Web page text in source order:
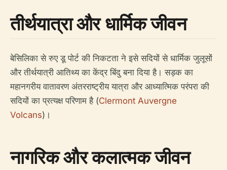
तीर्थयात्रा और धार्मिक जीवन
बेसिलिका से रुए डू पोर्ट की निकटता ने इसे सदियों से धार्मिक जुलूसों
और तीर्थयात्री आतिथ्य का केंद्र बिंदु बना दिया है। सड़क का
महानगरीय वातावरण अंतरराष्ट्रीय यात्रा और आध्यात्मिक परंपरा की
सदियों का प्रत्यक्ष परिणाम है (Clermont Auvergne
Volcans)।
नागरिक और कलात्मक जीवन